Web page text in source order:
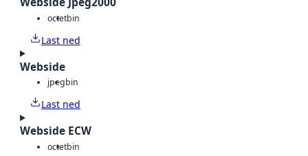
octetbin
Last ned
Webside
jpegbin
Last ned
Webside ECW
octetbin